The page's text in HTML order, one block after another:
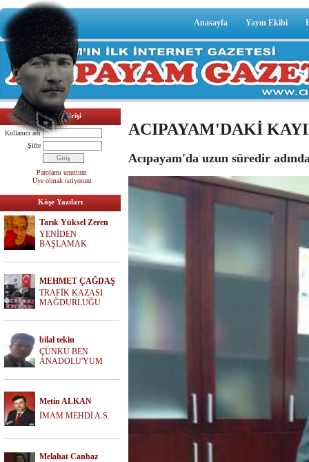
Anasayfa Yayın Ekibi
Üyelik Girişi
Kullanıcı adı
Şifre
Parolamı unuttum
Üye olmak istiyorum
Köşe Yazıları
Tarık Yüksel Zeren
YENİDEN
BAŞLAMAK
MEHMET ÇAĞDAŞ
TRAFİK KAZASI
MAĞDURLUĞU
bilal tekin
ÇÜNKÜ BEN
ANADOLU'YUM
Metin ALKAN
İMAM MEHDİ A.S.
Melahat Canbaz
ACIPAYAM'DAKİ
Acıpayam'da uzun süredir